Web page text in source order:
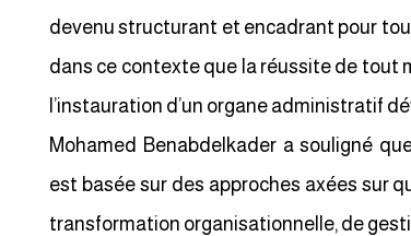
devenu structurant et encadrant pour
dans ce contexte que la réussite de
l’instauration d’un organe administratif
Mohamed Benabdelkader a souligné
est basée sur des approches axées sur
transformation organisationnelle, de